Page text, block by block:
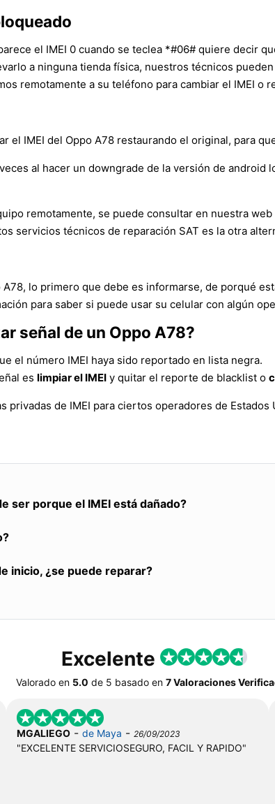
el IMEI 0 cuando se teclea *#06# quiere decir
a ninguna tienda física, nuestros técnicos
remotamente a su teléfono para cambiar el IMEI o
el IMEI del Oppo A78 restaurando el original, para
al hacer un downgrade de la versión de
remotamente, se puede consultar en nuestra
servicios técnicos de reparación SAT es la otra
lo primero que debe es informarse, de porqué
para saber si puede usar su celular con algún
señal de un Oppo A78?
el número IMEI haya sido reportado en lista negra.
es limpiar el IMEI y quitar el reporte de blacklist o
de IMEI para ciertos operadores de Estados
ser porque el IMEI está dañado?
inicio, ¿se puede reparar?
Excelente
Valorado en 5.0 de 5 basado en 7 Valoraciones
MGALIEGO- de Maya - 26/09/2023
"EXCELENTE SERVICIOSEGURO, FACIL Y RAPIDO"